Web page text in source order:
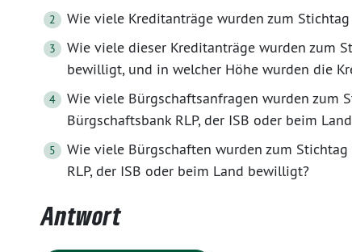
Wie viele Kreditanträge wurden zum
Wie viele dieser Kreditanträge wurden zum
bewilligt, und in welcher Höhe wurden die
Wie viele Bürgschaftsanfragen wurden zum
Bürgschaftsbank RLP, der ISB oder beim
Wie viele Bürgschaften wurden zum
RLP, der ISB oder beim Land bewilligt?
Antwort